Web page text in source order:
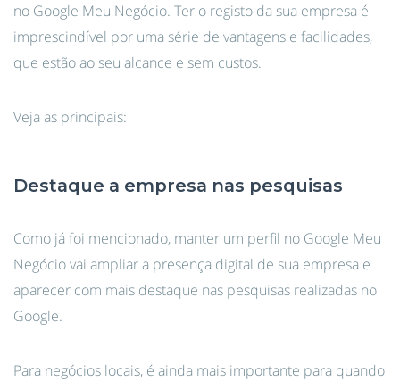
no Google Meu Negócio. Ter o registo da sua empresa é
imprescindível por uma série de vantagens e facilidades,
que estão ao seu alcance e sem custos.
Veja as principais:
Destaque a empresa nas pesquisas
Como já foi mencionado, manter um perfil no Google Meu
Negócio vai ampliar a presença digital de sua empresa e
aparecer com mais destaque nas pesquisas realizadas no
Google.
Para negócios locais, é ainda mais importante para quando